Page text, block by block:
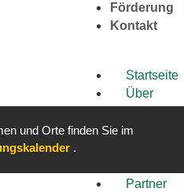
Förderung
Kontakt
Startseite
Über
Partner
und Orte finden Sie im
.